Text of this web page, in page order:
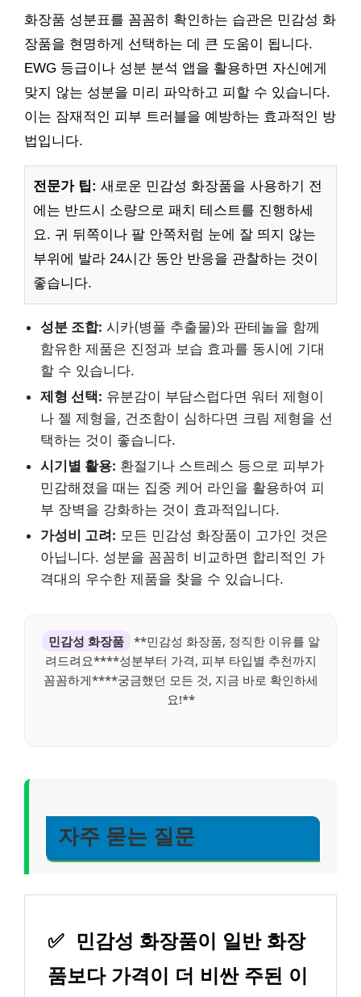
화장품 성분표를 꼼꼼히 확인하는 습관은 민감성 화
장품을 현명하게 선택하는 데 큰 도움이 됩니다.
EWG 등급이나 성분 분석 앱을 활용하면 자신에게
맞지 않는 성분을 미리 파악하고 피할 수 있습니다.
이는 잠재적인 피부 트러블을 예방하는 효과적인 방
법입니다.
전문가 팁: 새로운 민감성 화장품을 사용하기 전
에는 반드시 소량으로 패치 테스트를 진행하세
요. 귀 뒤쪽이나 팔 안쪽처럼 눈에 잘 띄지 않는
부위에 발라 24시간 동안 반응을 관찰하는 것이
좋습니다.
성분 조합: 시카(병풀 추출물)와 판테놀을 함께
함유한 제품은 진정과 보습 효과를 동시에 기대
할 수 있습니다.
제형 선택: 유분감이 부담스럽다면 워터 제형이
나 젤 제형을, 건조함이 심하다면 크림 제형을 선
택하는 것이 좋습니다.
시기별 활용: 환절기나 스트레스 등으로 피부가
민감해졌을 때는 집중 케어 라인을 활용하여 피
부 장벽을 강화하는 것이 효과적입니다.
가성비 고려: 모든 민감성 화장품이 고가인 것은
아닙니다. 성분을 꼼꼼히 비교하면 합리적인 가
격대의 우수한 제품을 찾을 수 있습니다.
민감성 화장품
**민감성 화장품, 정직한 이유를 알
려드려요****성분부터 가격, 피부 타입별 추천까지
꼼꼼하게****궁금했던 모든 것, 지금 바로 확인하세
요!**
자주 묻는 질문
✅
민감성 화장품이 일반 화장
품보다 가격이 더 비싼 주된 이